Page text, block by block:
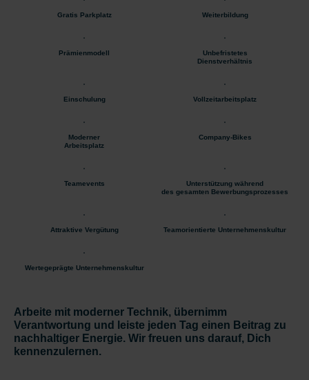
Gratis Parkplatz Weiterbildung
Prämienmodell
Unbefristetes
Dienstverhältnis
Einschulung Vollzeitarbeitsplatz
Moderner
Arbeitsplatz
Company-Bikes
Teamevents
Unterstützung während
des gesamten Bewerbungsprozesses
Attraktive Vergütung Teamorientierte Unternehmenskultur
Wertegeprägte Unternehmenskultur
Arbeite mit moderner Technik, übernimm
Verantwortung und leiste jeden Tag einen Beitrag zu
nachhaltiger Energie. Wir freuen uns darauf, Dich
kennenzulernen.